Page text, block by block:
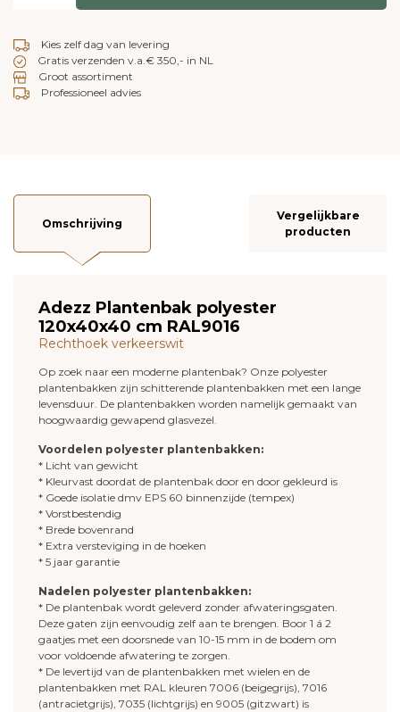
Kies zelf dag van levering
Gratis verzenden v.a.€ 350,- in NL
Groot assortiment
Professioneel advies
Omschrijving
Vergelijkbare
producten
Adezz Plantenbak polyester
120x40x40 cm RAL9016
Rechthoek verkeerswit
Op zoek naar een moderne plantenbak? Onze polyester
plantenbakken zijn schitterende plantenbakken met een lange
levensduur. De plantenbakken worden namelijk gemaakt van
hoogwaardig gewapend glasvezel.
Voordelen polyester plantenbakken:
* Licht van gewicht
* Kleurvast doordat de plantenbak door en door gekleurd is
* Goede isolatie dmv EPS 60 binnenzijde (tempex)
* Vorstbestendig
* Brede bovenrand
* Extra versteviging in de hoeken
* 5 jaar garantie
Nadelen polyester plantenbakken:
* De plantenbak wordt geleverd zonder afwateringsgaten.
Deze gaten zijn eenvoudig zelf aan te brengen. Boor 1 á 2
gaatjes met een doorsnede van 10-15 mm in de bodem om
voor voldoende afwatering te zorgen.
* De levertijd van de plantenbakken met wielen en de
plantenbakken met RAL kleuren 7006 (beigegrijs), 7016
(antracietgrijs), 7035 (lichtgrijs) en 9005 (gitzwart) is